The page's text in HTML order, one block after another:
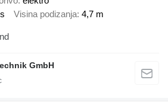
Visina podizanja 4,7 m
GmbH